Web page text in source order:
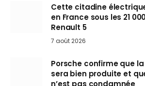
Cette citadine
en France sous les 21
Renault 5
7 août 2026
Porsche confirme que
sera bien produite et